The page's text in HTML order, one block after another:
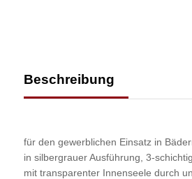
Beschreibung
für den gewerblichen Einsatz in
in silbergrauer Ausführung, 3-
mit transparenter Innenseele durch